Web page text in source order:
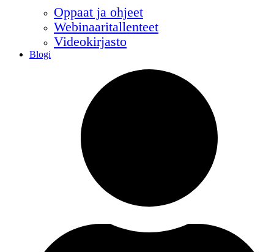
Oppaat ja ohjeet
Webinaaritallenteet
Videokirjasto
Blogi